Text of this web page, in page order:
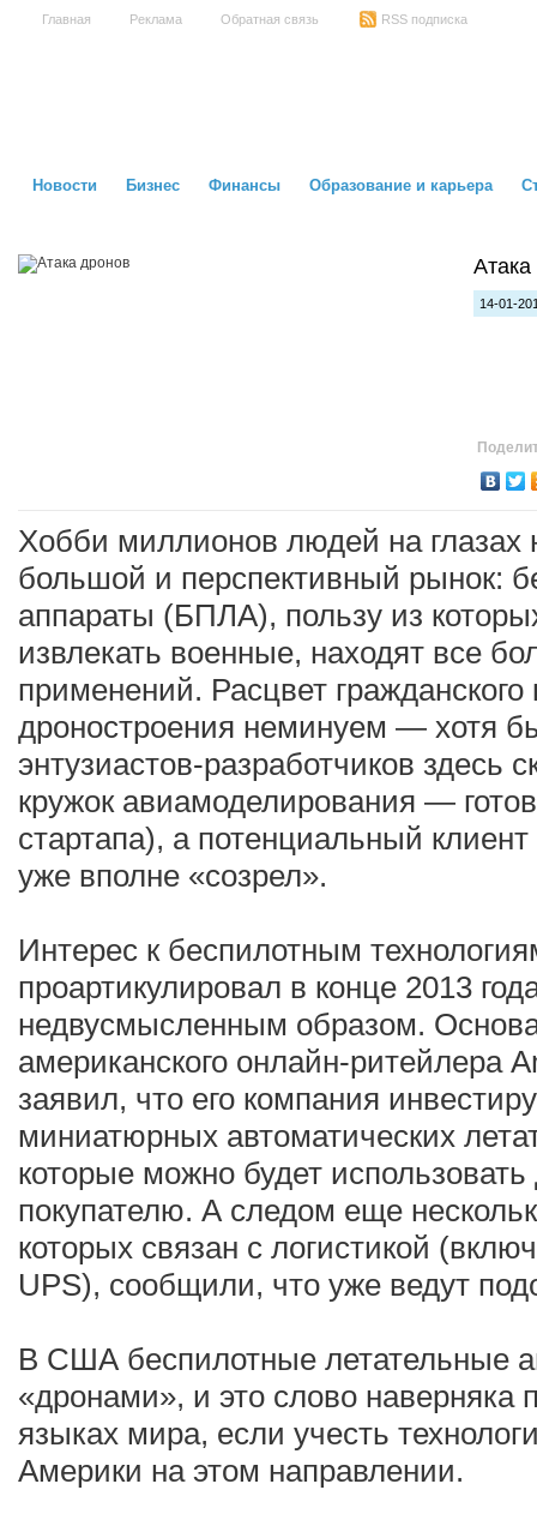
Главная Реклама Обратная связь RSS подписка
Новости Бизнес Финансы Образование и карьера
14-01-
Хобби миллионов людей на глазах
большой и перспективный рынок:
аппараты (БПЛА), пользу из
извлекать военные, находят все
применений. Расцвет гражданского
дроностроения неминуем — хотя
энтузиастов-разработчиков здесь
кружок авиамоделирования —
стартапа), а потенциальный
уже вполне «созрел».
Интерес к беспилотным
проартикулировал в конце 2013
недвусмысленным образом.
американского онлайн-ритейлера
заявил, что его компания
миниатюрных автоматических
которые можно будет
покупателю. А следом еще
которых связан с логистикой
UPS), сообщили, что уже ведут
В США беспилотные летательные
«дронами», и это слово наверняка
языках мира, если учесть
Америки на этом направлении.